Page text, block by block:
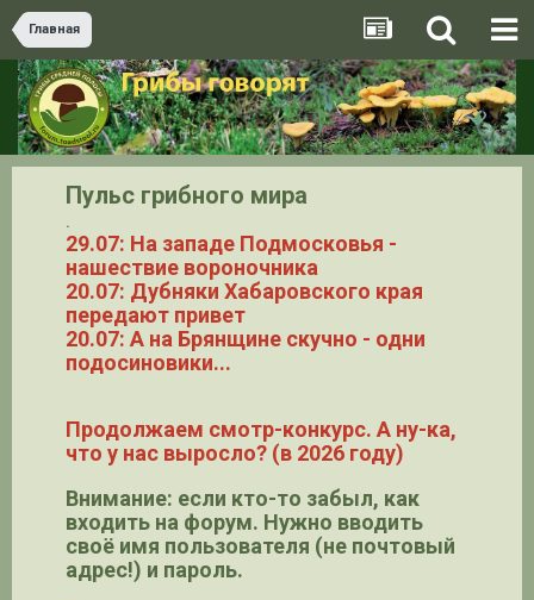
Главная
Пульс грибного мира
.
29.07: На западе Подмосковья -
нашествие вороночника
20.07: Дубняки Хабаровского края
передают привет
20.07: А на Брянщине скучно - одни
подосиновики...
Продолжаем смотр-конкурс. А ну-ка,
что у нас выросло? (в 2026 году)
Внимание: если кто-то забыл, как
входить на форум. Нужно вводить
своё имя пользователя (не почтовый
адрес!) и пароль.